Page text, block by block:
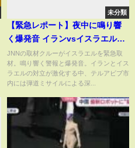
未分類
【緊急レポート】夜中に鳴り響
く爆発音 イランvsイスラエルの
対立激化 テルアビブ中心部で
記者が見た惨状｜TBS NEWS
DIG
JNNの取材クルーがイスラエルを緊急取
材。鳴り響く警報と爆発音。イランとイス
ラエルの対立が激化する中、テルアビブ市
内には弾道ミサイルによる深...